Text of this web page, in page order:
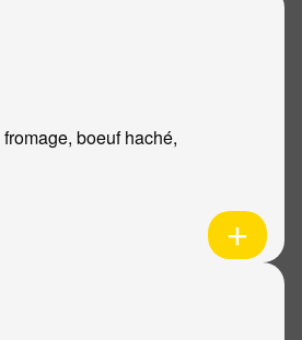
boeuf haché,